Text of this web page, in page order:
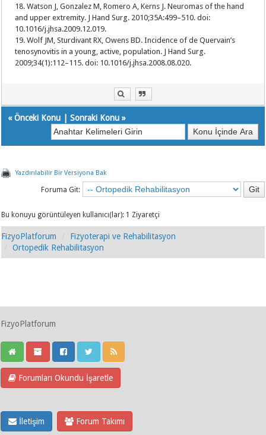
18. Watson J, Gonzalez M, Romero A, Kerns J. Neuromas of the hand
and upper extremity. J Hand Surg. 2010;35A:499–510. doi:
10.1016/j.jhsa.2009.12.019.
19. Wolf JM, Sturdivant RX, Owens BD. Incidence of de Quervain’s
tenosynovitis in a young, active, population. J Hand Surg.
2009;34(1):112–115. doi: 10.1016/j.jhsa.2008.08.020.
«Önceki Konu |Sonraki Konu »
Yazdırılabilir Bir Versiyona Bak
Foruma Git:
Bu konuyu görüntüleyen kullanıcı(lar): 1 Ziyaretçi
FizyoPlatforum
Fizyoterapi ve Rehabilitasyon
Ortopedik Rehabilitasyon
FizyoPlatforum
Forumları Okundu İşaretle
İletişim Forum Takımı